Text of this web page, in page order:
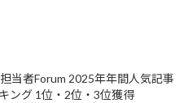
当者Forum 2025年年間人気記事
ング 1位・2位・3位獲得